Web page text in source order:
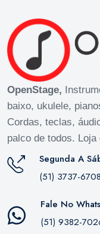
OpenStage,
baixo, ukulele,
Cordas, teclas,
palco de todos.
Segunda A
(51) 3737-6708
Fale No
(51) 9382-